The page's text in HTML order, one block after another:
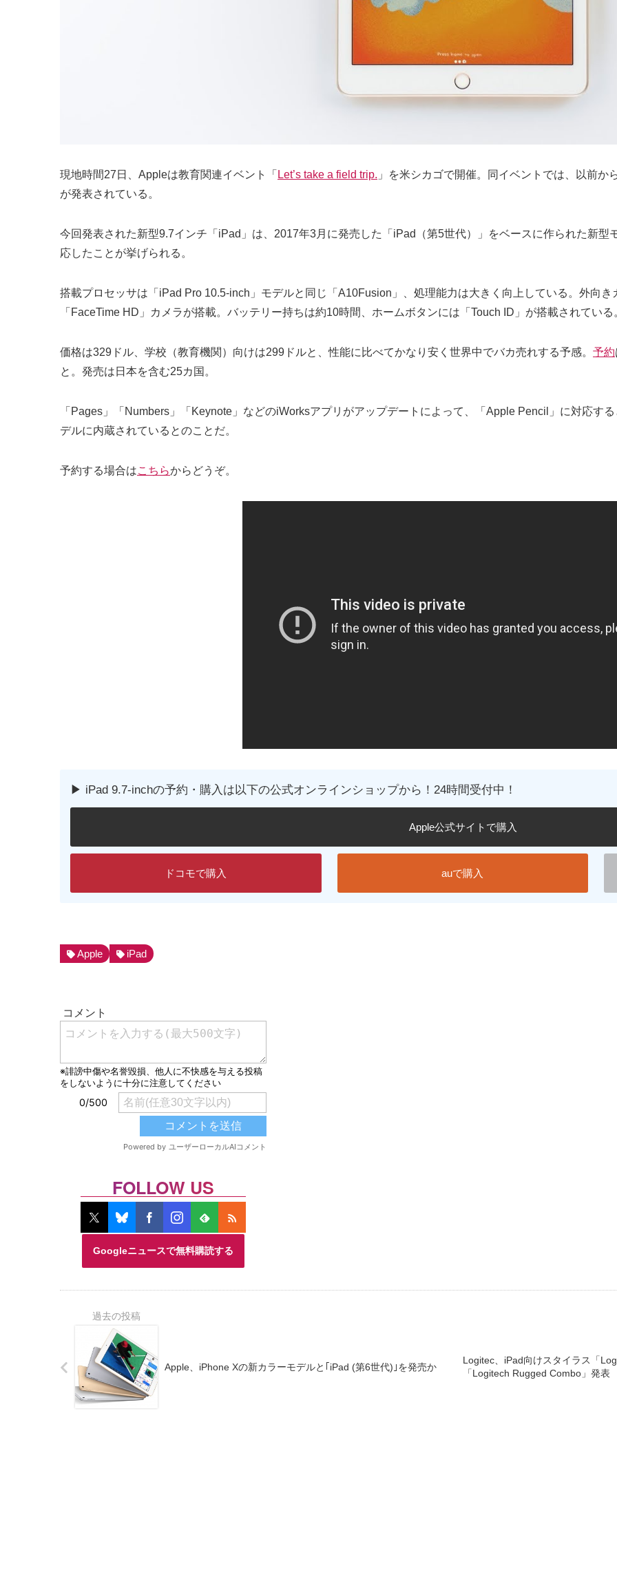
現地時間27日、Appleは教育関連イベント「 Let’s take a field trip. 」を米シカゴで開催。同イベントでは、以前か
が発表されている。
今回発表された新型9.7インチ「iPad」は、2017年3月に発売した「iPad（第5世代）」をベースに作られた新
応したことが挙げられる。
搭載プロセッサは「iPad Pro 10.5-inch」モデルと同じ「A10Fusion」、処理能力は大きく向上している。外向
「FaceTime HD」カメラが搭載。バッテリー持ちは約10時間、ホームボタンには「Touch ID」が搭載されている
価格は329ドル、学校（教育機関）向けは299ドルと、性能に比べてかなり安く世界中でバカ売れする予感。 予約
と。発売は日本を含む25カ国。
「Pages」「Numbers」「Keynote」などのiWorksアプリがアップデートによって、「Apple Pencil」に対応す
デルに内蔵されているとのことだ。
予約する場合はこちらからどうぞ。
▶︎ iPad 9.7-inchの予約・購入は以下の公式オンラインショップから！24時間受付中！
Apple公式サイトで購入
ドコモで購入 auで購入
Apple iPad
Googleニュースで無料購読する
FOLLOW US
Apple、iPhone Xの新カラーモデルと｢iPad (第6世代)｣を発売か
Logitec、iPad向けスタイラス「
「Logitech Rugged Combo」発表